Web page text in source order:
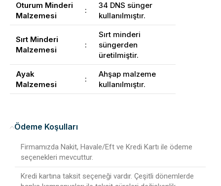
Oturum Minderi
Malzemesi
:
34 DNS sünger
kullanılmıştır.
Sırt Minderi
Malzemesi
:
Sırt minderi
süngerden
üretilmiştir.
Ayak
Malzemesi
:
Ahşap malzeme
kullanılmıştır.
Ödeme Koşulları
Firmamızda Nakit, Havale/Eft ve Kredi Kartı ile ödeme
seçenekleri mevcuttur.
Kredi kartına taksit seçeneği vardır. Çeşitli dönemlerde